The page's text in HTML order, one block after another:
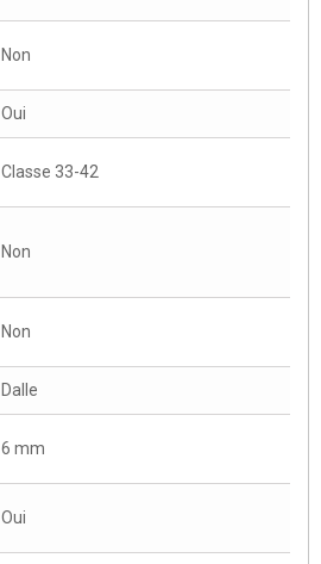
Non
Oui
Classe 33-42
Non
Non
Dalle
6 mm
Oui